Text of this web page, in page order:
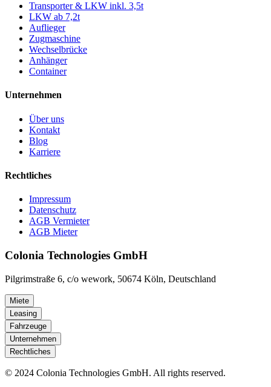
Transporter & LKW inkl. 3,5t
LKW ab 7,2t
Auflieger
Zugmaschine
Wechselbrücke
Anhänger
Container
Unternehmen
Über uns
Kontakt
Blog
Karriere
Rechtliches
Impressum
Datenschutz
AGB Vermieter
AGB Mieter
Colonia Technologies GmbH
Pilgrimstraße 6, c/o wework, 50674 Köln, Deutschland
Miete
Leasing
Fahrzeuge
Unternehmen
Rechtliches
© 2024 Colonia Technologies GmbH. All rights reserved.